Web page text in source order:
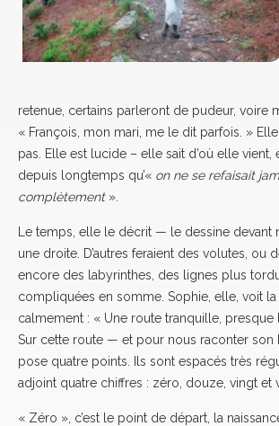
retenue, certains parleront de pudeur, voire
« François, mon mari, me le dit parfois. »
pas. Elle est lucide – elle sait d’où elle
depuis longtemps qu’« on ne se refaisait
complètement ».
Le temps, elle le décrit — le dessine devant
une droite. D’autres feraient des volutes, ou
encore des labyrinthes, des lignes plus
compliquées en somme. Sophie, elle, voit la
calmement : « Une route tranquille, presque
Sur cette route — et pour nous raconter
pose quatre points. Ils sont espacés très
adjoint quatre chiffres : zéro, douze, vingt et
« Zéro », c’est le point de départ, la